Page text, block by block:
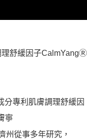
理舒緩因子CalmYangⓇ
分專利肌膚調理舒緩因
寧
州從事多年研究，